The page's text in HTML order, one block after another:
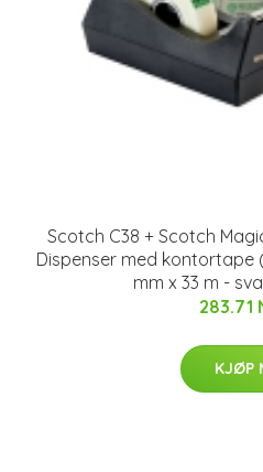
Scotch C38 + Scotch
Dispenser med kontortape
mm x 33 m -
283.71
KJØP